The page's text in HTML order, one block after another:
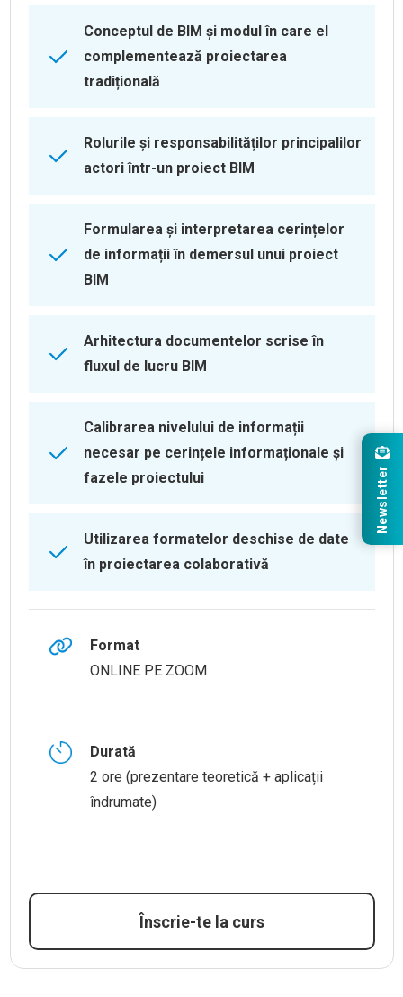
Conceptul de BIM și modul în care el
complementează proiectarea
tradițională
Rolurile și responsabilităților principalilor
actori într-un proiect BIM
Formularea și interpretarea cerințelor
de informații în demersul unui proiect
BIM
Arhitectura documentelor scrise în
fluxul de lucru BIM
Calibrarea nivelului de informații
necesar pe cerințele informaționale și
fazele proiectului
Utilizarea formatelor deschise de date
în proiectarea colaborativă
Format
ONLINE PE ZOOM
Durată
2 ore (prezentare teoretică + aplicații
îndrumate)
Înscrie-te la curs
Newsletter